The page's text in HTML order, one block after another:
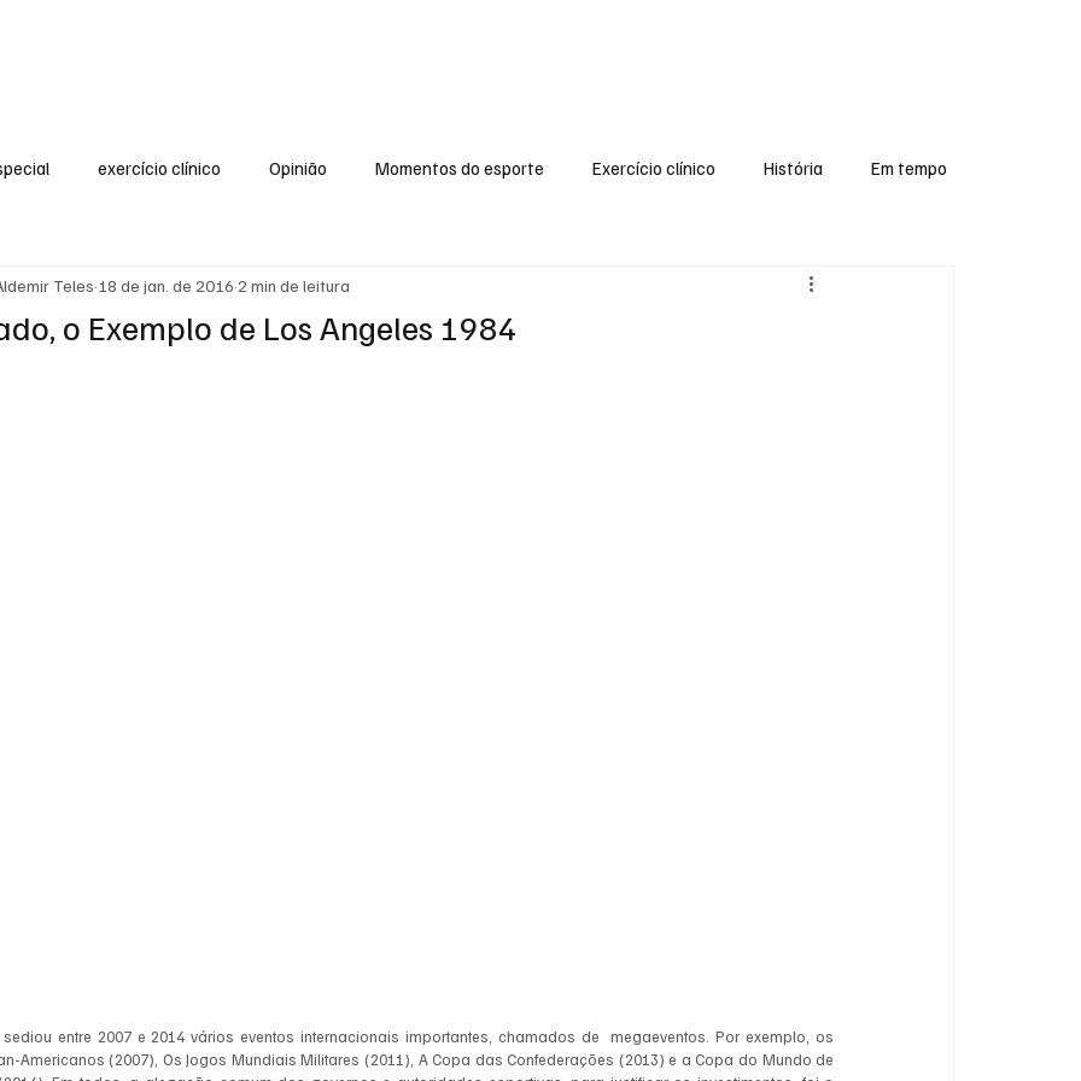
exercício clínico Opinião Momentos do esporte Exercício clínico História Em tempo
o Exemplo de Los Angeles 1984
Teles 18 de jan. de 2016 2 min de leitura
entre 2007 e 2014 vários eventos internacionais importantes, chamados de  megaeventos. Por exemplo, os
Americanos (2007), Os Jogos Mundiais Militares (2011), A Copa das Confederações (2013) e a Copa do Mundo de